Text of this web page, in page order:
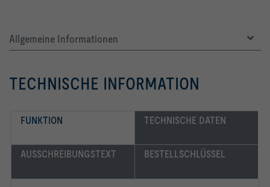
Allgemeine Informationen
TECHNISCHE INFORMATION
FUNKTION TECHNISCHE DATEN
AUSSCHREIBUNGSTEXT BESTELLSCHLÜSSEL